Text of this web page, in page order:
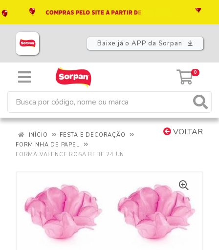
Baixe já o APP da Sorpan
0
VOLTAR
INÍCIO
FESTA E DECORAÇÃO
FORMINHA DE PAPEL
FORMA VALENCE ROSA BEBE 24 UN